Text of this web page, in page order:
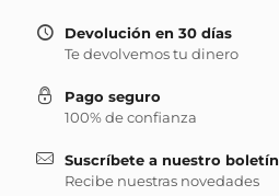
Devolución en 30 días
Te devolvemos tu dinero
Pago seguro
100% de confianza
Suscríbete a nuestro boletín
Recibe nuestras novedades